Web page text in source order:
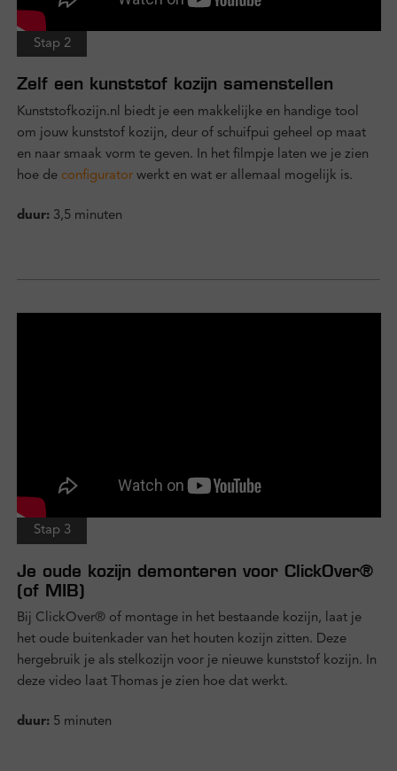
Stap 2
Zelf een kunststof kozijn samenstellen
Kunststofkozijn.nl biedt je een makkelijke en handige tool
om jouw kunststof kozijn, deur of schuifpui geheel op maat
en naar smaak vorm te geven. In het filmpje laten we je zien
hoe de configuratorwerkt en wat er allemaal mogelijk is.
duur:3,5 minuten
Stap 3
Je oude kozijn demonteren voor ClickOver®
(of MIB)
Bij ClickOver® of montage in het bestaande kozijn, laat je
het oude buitenkader van het houten kozijn zitten. Deze
hergebruik je als stelkozijn voor je nieuwe kunststof kozijn. In
deze video laat Thomas je zien hoe dat werkt.
duur:5 minuten